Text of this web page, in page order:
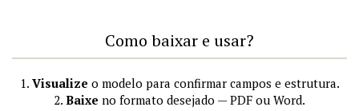
Como baixar e usar?
1. Visualize o modelo para confirmar campos e estrutura.
2. Baixe no formato desejado — PDF ou Word.